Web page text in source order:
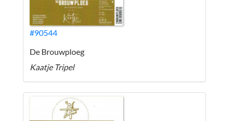
#90544
De Brouwploeg
Kaatje Tripel